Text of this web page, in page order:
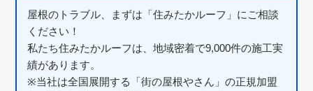
屋根のトラブル、まずは「住みたかルーフ」にご相談
ください！
私たち住みたかルーフは、地域密着で9,000件の施工実
績があります。
※当社は全国展開する「街の屋根やさん」の正規加盟